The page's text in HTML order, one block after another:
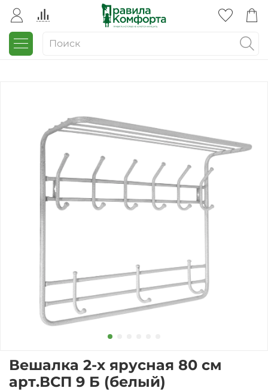
Вешалка 2-х ярусная 80 см
арт.ВСП 9 Б (белый)